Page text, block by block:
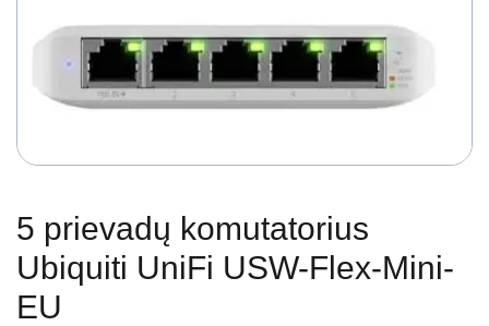
5 prievadų komutatorius
Ubiquiti UniFi USW-Flex-Mini-
EU